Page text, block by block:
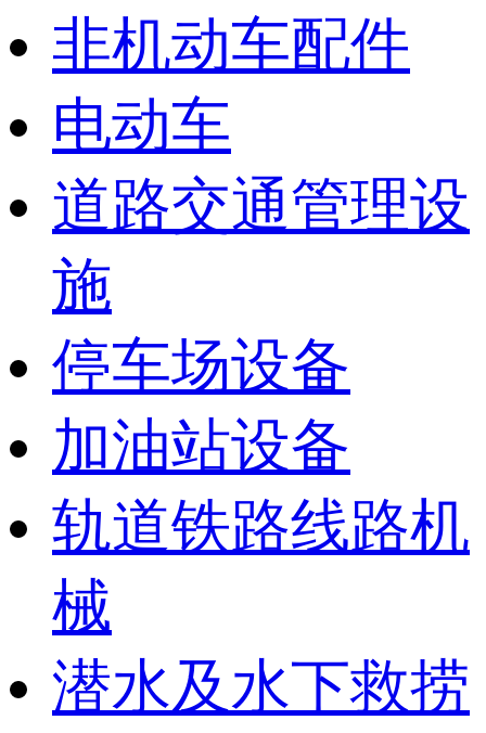
非机动车配件
电动车
道路交通管理设
施
停车场设备
加油站设备
轨道铁路线路机
械
潜水及水下救捞